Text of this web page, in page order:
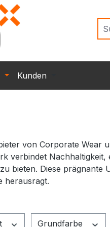
Kunden
von Corporate Wear
verbindet
bieten. Diese
herausragt.
Grundfarbe